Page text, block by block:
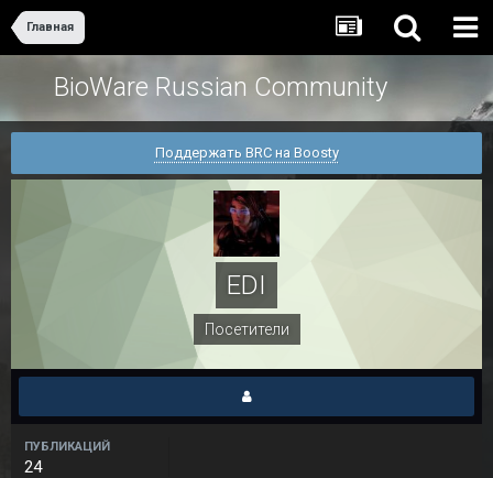
Главная
BioWare Russian Community
Поддержать BRC на Boosty
EDI
Посетители
ПУБЛИКАЦИЙ
24